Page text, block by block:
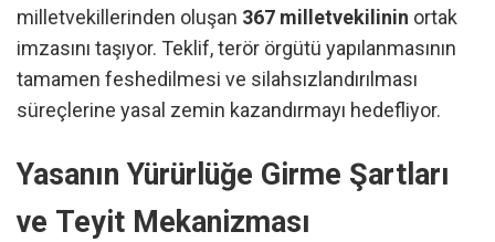
milletvekillerinden oluşan 367 milletvekilinin ortak
imzasını taşıyor. Teklif, terör örgütü yapılanmasının
tamamen feshedilmesi ve silahsızlandırılması
süreçlerine yasal zemin kazandırmayı hedefliyor.
Yasanın Yürürlüğe Girme Şartları
ve Teyit Mekanizması